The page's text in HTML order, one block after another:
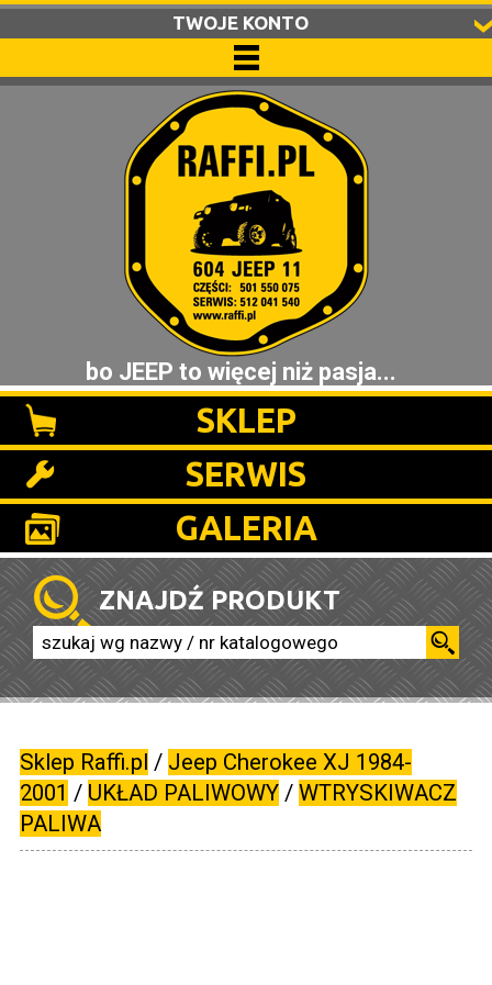
TWOJE KONTO
bo JEEP to więcej niż pasja...
SKLEP
SERWIS
GALERIA
ZNAJDŹ PRODUKT
Sklep Raffi.pl / Jeep Cherokee XJ 1984-
2001 / UKŁAD PALIWOWY/ WTRYSKIWACZ
PALIWA